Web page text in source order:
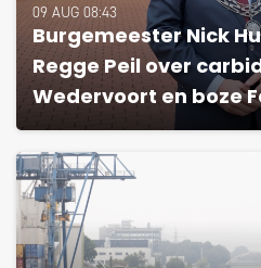
09 AUG 08:43
Burgemeester Nick
Regge Peil over
Wedervoort en boze